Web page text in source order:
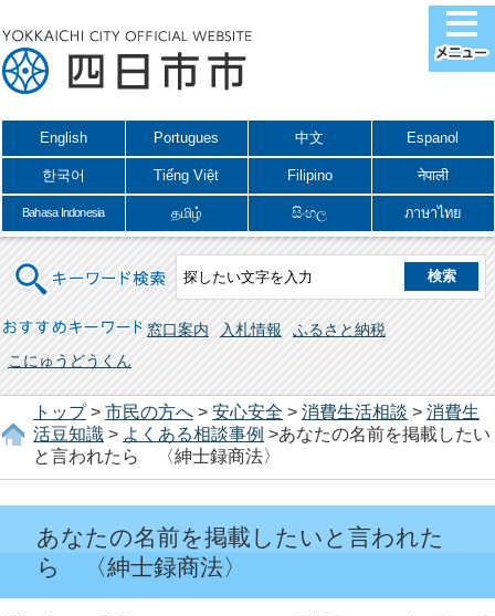
English Portugues 中文 Espanol
한국어 Tiếng Việt Filipino नेपाली
Bahasa Indonesia தமிழ் සිංහල ภาษาไทย
キーワード検索
おすすめキーワード 窓口案内 入札情報
ふるさと納税
こにゅうどうくん
トップ> 市民の方へ > 安心安全 > 消費生活相談 > 消費生
活豆知識 > よくある相談事例 >あなたの名前を掲載したい
と言われたら 〈紳士録商法〉
あなたの名前を掲載したいと言われた
ら 〈紳士録商法〉